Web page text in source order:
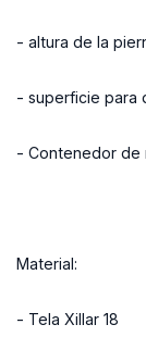
- altura de la
- superficie para
- Contenedor de
Material:
- Tela Xillar 18